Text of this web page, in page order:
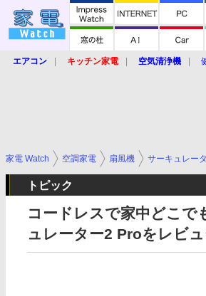
エアコン キッチン家電 空気清浄機
家電 Watch 空調家電 扇風機 サーキュレー
トピック
コードレスで家中どこ
ュレーター2 Proをレビ